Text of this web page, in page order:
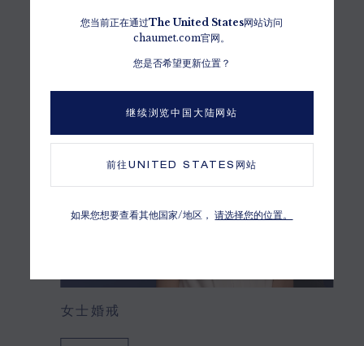
您当前正在通过TheUnited States网站访问
chaumet.com官网。
您是否希望更新位置？
继续浏览中国大陆网站
前往UNITED STATES 网站
如果您想要查看其他国家/地区，请选择您的位置。
女士婚戒